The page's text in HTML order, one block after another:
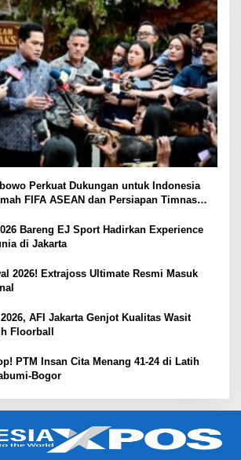
Perkuat Dukungan untuk Indonesia
FIFA ASEAN dan Persiapan Timnas
Bareng EJ Sport Hadirkan Experience
di Jakarta
2026! Extrajoss Ultimate Resmi Masuk
AFI Jakarta Genjot Kualitas Wasit
Floorball
PTM Insan Cita Menang 41-24 di Latih
Bogor